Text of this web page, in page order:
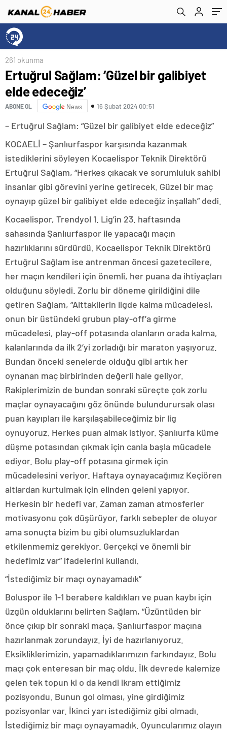
261 okunma
Ertuğrul Sağlam: ‘Güzel bir galibiyet
elde edeceğiz’
ABONE OL News 16 Şubat 2024 00:51
– Ertuğrul Sağlam: “Güzel bir galibiyet elde edeceğiz”
KOCAELİ – Şanlıurfaspor karşısında kazanmak
istediklerini söyleyen Kocaelispor Teknik Direktörü
Ertuğrul Sağlam, “Herkes çıkacak ve sorumluluk sahibi
insanlar gibi görevini yerine getirecek. Güzel bir maç
oynayıp güzel bir galibiyet elde edeceğiz inşallah” dedi.
Kocaelispor, Trendyol 1. Lig’in 23. haftasında
sahasında Şanlıurfaspor ile yapacağı maçın
hazırlıklarını sürdürdü. Kocaelispor Teknik Direktörü
Ertuğrul Sağlam ise antrenman öncesi gazetecilere,
her maçın kendileri için önemli, her puana da ihtiyaçları
olduğunu söyledi. Zorlu bir döneme girildiğini dile
getiren Sağlam, “Alttakilerin ligde kalma mücadelesi,
onun bir üstündeki grubun play-off’a girme
mücadelesi, play-off potasında olanların orada kalma,
kalanlarında da ilk 2’yi zorladığı bir maraton yaşıyoruz.
Bundan önceki senelerde olduğu gibi artık her
oynanan maç birbirinden değerli hale geliyor.
Rakiplerimizin de bundan sonraki süreçte çok zorlu
maçlar oynayacağını göz önünde bulundurursak olası
puan kayıpları ile karşılaşabileceğimiz bir lig
oynuyoruz. Herkes puan almak istiyor. Şanlıurfa küme
düşme potasından çıkmak için canla başla mücadele
ediyor. Bolu play-off potasına girmek için
mücadelesini veriyor. Haftaya oynayacağımız Keçiören
altlardan kurtulmak için elinden geleni yapıyor.
Herkesin bir hedefi var. Zaman zaman atmosferler
motivasyonu çok düşürüyor, farklı sebepler de oluyor
ama sonuçta bizim bu gibi olumsuzluklardan
etkilenmemiz gerekiyor. Gerçekçi ve önemli bir
hedefimiz var” ifadelerini kullandı.
“İstediğimiz bir maçı oynayamadık”
Boluspor ile 1-1 berabere kaldıkları ve puan kaybı için
üzgün olduklarını belirten Sağlam, “Üzüntüden bir
önce çıkıp bir sonraki maça, Şanlıurfaspor maçına
hazırlanmak zorundayız. İyi de hazırlanıyoruz.
Eksikliklerimizin, yapamadıklarımızın farkındayız. Bolu
maçı çok enteresan bir maç oldu. İlk devrede kalemize
gelen tek topun ki o da kendi ikram ettiğimiz
pozisyondu. Bunun gol olması, yine girdiğimiz
pozisyonlar var. İkinci yarı istediğimiz gibi olmadı.
İstediğimiz bir maçı oynayamadık. Oyuncularımız olayın